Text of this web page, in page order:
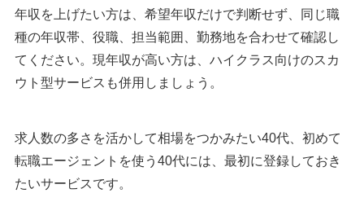
40代向け転職サイトまとめ
執筆者・監修者のmotoについて
年収を上げたい方は、希望年収だけで判断せず、同じ職
種の年収帯、役職、担当範囲、勤務地を合わせて確認し
てください。現年収が高い方は、ハイクラス向けのスカ
ウト型サービスも併用しましょう。
求人数の多さを活かして相場をつかみたい40代、初めて
転職エージェントを使う40代には、最初に登録しておき
たいサービスです。